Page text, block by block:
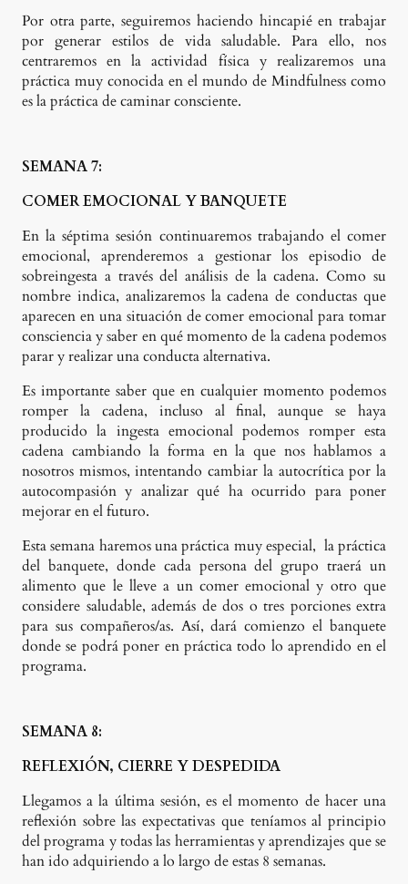
Por otra parte, seguiremos haciendo hincapié en trabajar
por generar estilos de vida saludable. Para ello, nos
centraremos en la actividad física y realizaremos una
práctica muy conocida en el mundo de Mindfulness como
es la práctica de caminar consciente.
SEMANA 7:
COMER EMOCIONAL Y BANQUETE
En la séptima sesión continuaremos trabajando el comer
emocional, aprenderemos a gestionar los episodio de
sobreingesta a través del análisis de la cadena. Como su
nombre indica, analizaremos la cadena de conductas que
aparecen en una situación de comer emocional para tomar
consciencia y saber en qué momento de la cadena podemos
parar y realizar una conducta alternativa.
Es importante saber que en cualquier momento podemos
romper la cadena, incluso al final, aunque se haya
producido la ingesta emocional podemos romper esta
cadena cambiando la forma en la que nos hablamos a
nosotros mismos, intentando cambiar la autocrítica por la
autocompasión y analizar qué ha ocurrido para poner
mejorar en el futuro.
Esta semana haremos una práctica muy especial, la práctica
del banquete, donde cada persona del grupo traerá un
alimento que le lleve a un comer emocional y otro que
considere saludable, además de dos o tres porciones extra
para sus compañeros/as. Así, dará comienzo el banquete
donde se podrá poner en práctica todo lo aprendido en el
programa.
SEMANA 8:
REFLEXIÓN, CIERRE Y DESPEDIDA
Llegamos a la última sesión, es el momento de hacer una
reflexión sobre las expectativas que teníamos al principio
del programa y todas las herramientas y aprendizajes que se
han ido adquiriendo a lo largo de estas 8 semanas.